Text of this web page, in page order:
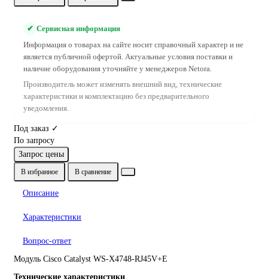
✔ Сервисная информация
Информация о товарах на сайте носит справочный характер и не
является публичной офертой. Актуальные условия поставки и
наличие оборудования уточняйте у менеджеров Netora.
Производитель может изменять внешний вид, технические
характеристики и комплектацию без предварительного
уведомления.
Под заказ ✓
По запросу
Запрос цены
В избранное В сравнение
Описание
Характеристики
Вопрос-ответ
Модуль Cisco Catalyst WS-X4748-RJ45V+E
Технические характеристики